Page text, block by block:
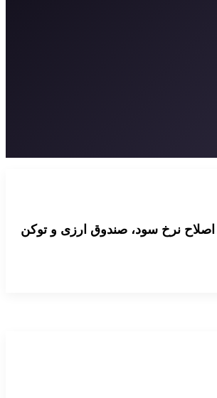
اصلاح نرخ سود، صندوق ارزی و توکن